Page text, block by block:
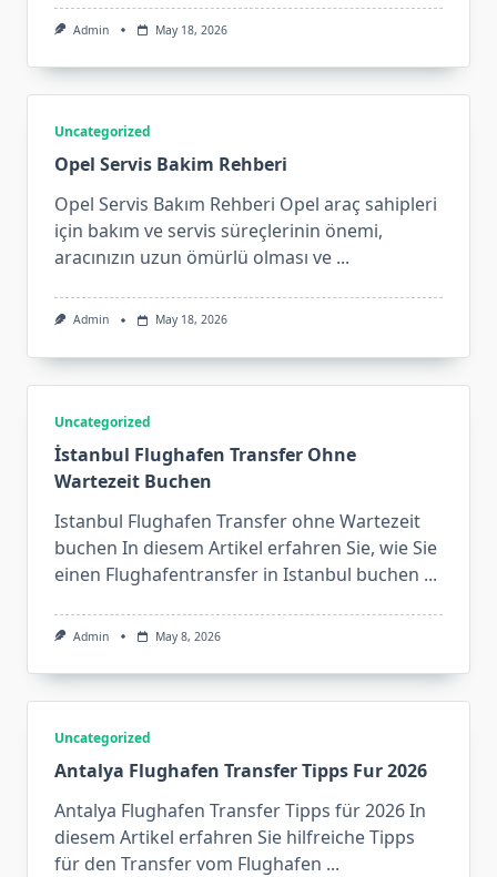
Admin May 18, 2026
Uncategorized
Opel Servis Bakim Rehberi
Opel Servis Bakım Rehberi Opel araç sahipleri
için bakım ve servis süreçlerinin önemi,
aracınızın uzun ömürlü olması ve ...
Admin May 18, 2026
Uncategorized
İstanbul Flughafen Transfer Ohne
Wartezeit Buchen
Istanbul Flughafen Transfer ohne Wartezeit
buchen In diesem Artikel erfahren Sie, wie Sie
einen Flughafentransfer in Istanbul buchen ...
Admin May 8, 2026
Uncategorized
Antalya Flughafen Transfer Tipps Fur 2026
Antalya Flughafen Transfer Tipps für 2026 In
diesem Artikel erfahren Sie hilfreiche Tipps
für den Transfer vom Flughafen ...